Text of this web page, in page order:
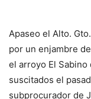
Apaseo el Alto.
por un enjambre
el arroyo El
suscitados el
subprocurador de